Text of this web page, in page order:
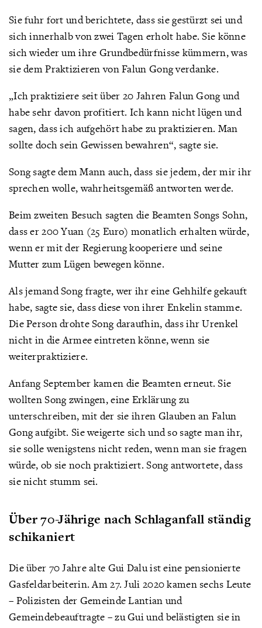
Sie fuhr fort und berichtete, dass sie gestürzt sei und
sich innerhalb von zwei Tagen erholt habe. Sie könne
sich wieder um ihre Grundbedürfnisse kümmern, was
sie dem Praktizieren von Falun Gong verdanke.
„Ich praktiziere seit über 20 Jahren Falun Gong und
habe sehr davon profitiert. Ich kann nicht lügen und
sagen, dass ich aufgehört habe zu praktizieren. Man
sollte doch sein Gewissen bewahren“, sagte sie.
Song sagte dem Mann auch, dass sie jedem, der mir ihr
sprechen wolle, wahrheitsgemäß antworten werde.
Beim zweiten Besuch sagten die Beamten Songs Sohn,
dass er 200 Yuan (25 Euro) monatlich erhalten würde,
wenn er mit der Regierung kooperiere und seine
Mutter zum Lügen bewegen könne.
Als jemand Song fragte, wer ihr eine Gehhilfe gekauft
habe, sagte sie, dass diese von ihrer Enkelin stamme.
Die Person drohte Song daraufhin, dass ihr Urenkel
nicht in die Armee eintreten könne, wenn sie
weiterpraktiziere.
Anfang September kamen die Beamten erneut. Sie
wollten Song zwingen, eine Erklärung zu
unterschreiben, mit der sie ihren Glauben an Falun
Gong aufgibt. Sie weigerte sich und so sagte man ihr,
sie solle wenigstens nicht reden, wenn man sie fragen
würde, ob sie noch praktiziert. Song antwortete, dass
sie nicht stumm sei.
Über 70-Jährige nach Schlaganfall ständig
schikaniert
Die über 70 Jahre alte Gui Dalu ist eine pensionierte
Gasfeldarbeiterin. Am 27. Juli 2020 kamen sechs Leute
– Polizisten der Gemeinde Lantian und
Gemeindebeauftragte – zu Gui und belästigten sie in